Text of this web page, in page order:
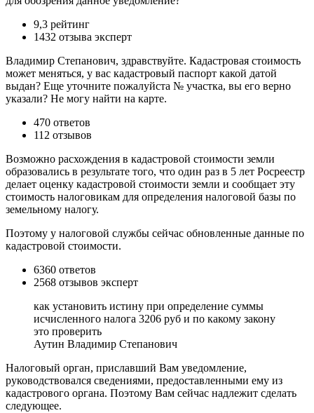
9,3 рейтинг
1432 отзыва эксперт
Владимир Степанович, здравствуйте. Кадастровая стоимость
может меняться, у вас кадастровый паспорт какой датой
выдан? Еще уточните пожалуйста № участка, вы его верно
указали? Не могу найти на карте.
470 ответов
112 отзывов
Возможно расхождения в кадастровой стоимости земли
образовались в результате того, что один раз в 5 лет Росреестр
делает оценку кадастровой стоимости земли и сообщает эту
стоимость налоговикам для определения налоговой базы по
земельному налогу.
Поэтому у налоговой службы сейчас обновленные данные по
кадастровой стоимости.
6360 ответов
2568 отзывов эксперт
как установить истину при определение суммы
исчисленного налога 3206 руб и по какому закону
это проверить
Аутин Владимир Степанович
Налоговый орган, приславший Вам уведомление,
руководствовался сведениями, предоставленными ему из
кадастрового органа. Поэтому Вам сейчас надлежит сделать
следующее.